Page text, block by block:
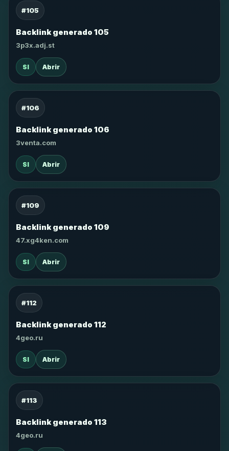
#105
Backlink generado 105
3p3x.adj.st
SI Abrir
#106
Backlink generado 106
3venta.com
SI Abrir
#109
Backlink generado 109
47.xg4ken.com
SI Abrir
#112
Backlink generado 112
4geo.ru
SI Abrir
#113
Backlink generado 113
4geo.ru